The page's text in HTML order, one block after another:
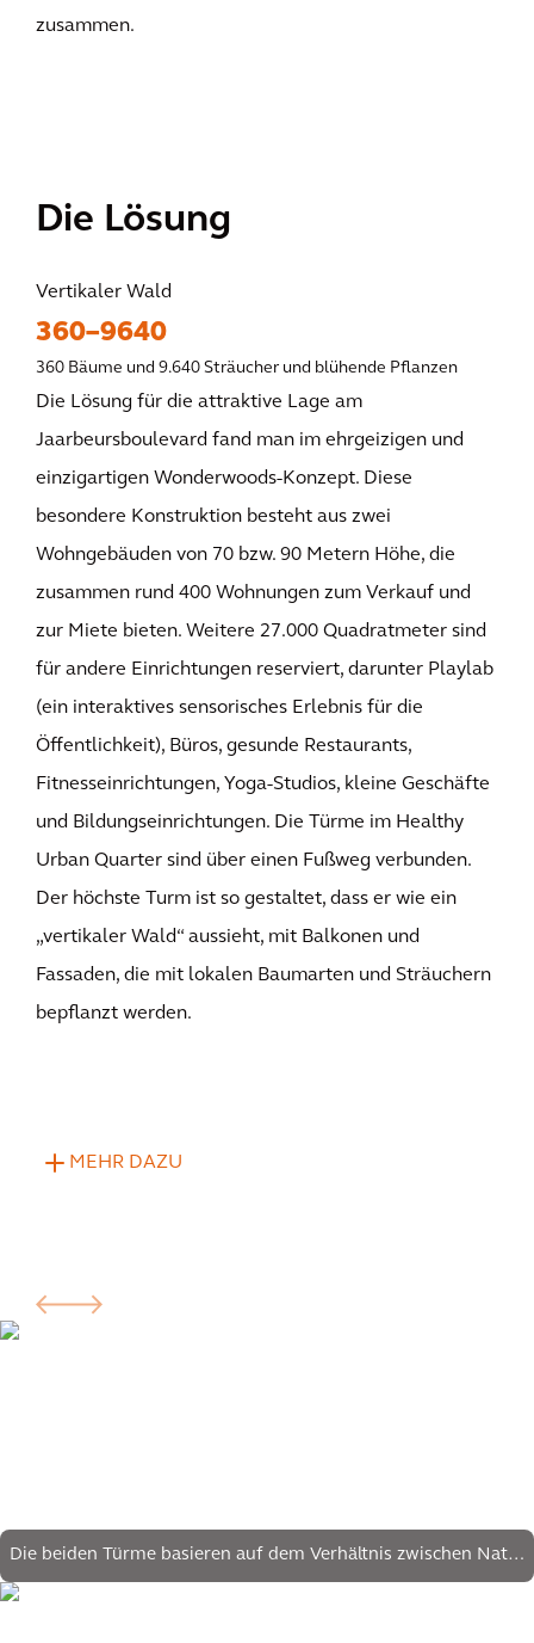
zusammen.
Die Lösung
Vertikaler Wald
360–9640
360 Bäume und 9.640 Sträucher und blühende Pflanzen
Die Lösung für die attraktive Lage am
Jaarbeursboulevard fand man im ehrgeizigen und
einzigartigen Wonderwoods-Konzept. Diese
besondere Konstruktion besteht aus zwei
Wohngebäuden von 70 bzw. 90 Metern Höhe, die
zusammen rund 400 Wohnungen zum Verkauf und
zur Miete bieten. Weitere 27.000 Quadratmeter sind
für andere Einrichtungen reserviert, darunter Playlab
(ein interaktives sensorisches Erlebnis für die
Öffentlichkeit), Büros, gesunde Restaurants,
Fitnesseinrichtungen, Yoga-Studios, kleine Geschäfte
und Bildungseinrichtungen. Die Türme im Healthy
Urban Quarter sind über einen Fußweg verbunden.
Der höchste Turm ist so gestaltet, dass er wie ein
„vertikaler Wald“ aussieht, mit Balkonen und
Fassaden, die mit lokalen Baumarten und Sträuchern
bepflanzt werden.
MEHR DAZU
Die beiden Türme basieren auf dem Verhältnis zwischen Natur
und Technologie